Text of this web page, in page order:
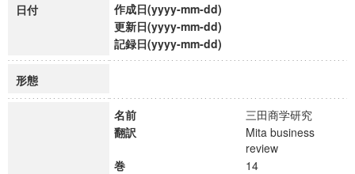
日付
作成日(yyyy-mm-dd)
更新日(yyyy-mm-dd)
記録日(yyyy-mm-dd)
形態
名前
三田商学研究
翻訳
Mita business
review
巻
14